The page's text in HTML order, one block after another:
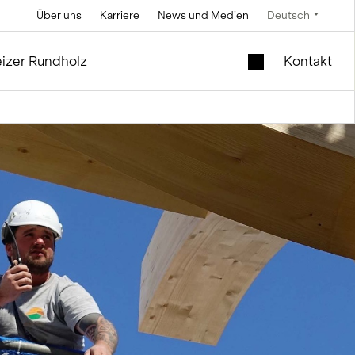
Über uns Karriere News und Medien Deutsch
im Silo- und Anlagenbau
Technik
Soletechnik
Fördertechnik
Steuerungstechnik
Mess- und
Wiegetechnik
Spezialangebote
Mobiler Liftschacht
Occasionsmodule |
Büro und Verkauf
Rundholz Kontakt